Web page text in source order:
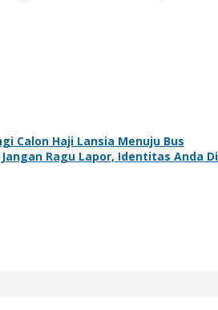
Calon Haji Lansia Menuju Bus
Ragu Lapor, Identitas Anda